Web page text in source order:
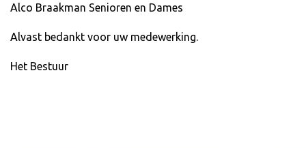
Alco Braakman Senioren en Dames
Alvast bedankt voor uw medewerking.
Het Bestuur